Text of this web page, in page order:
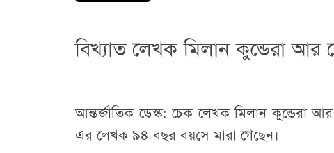
বিখ্যাত লেখক মিলান কুন্ডেরা আর
আন্তর্জাতিক ডেস্ক: চেক লেখক মিলান কুন্ডেরা
এর লেখক ৯৪ বছর বয়সে মারা গেছেন।